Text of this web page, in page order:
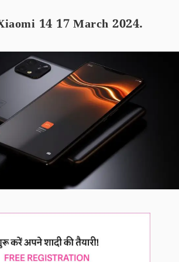
14 17 March 2024.